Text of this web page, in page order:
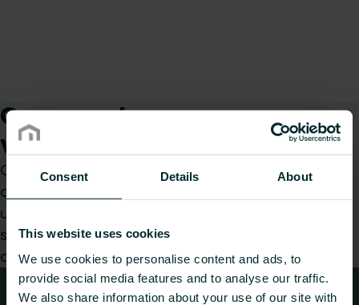
Consent Details About
This website uses cookies
We use cookies to personalise content and ads, to
provide social media features and to analyse our traffic.
We also share information about your use of our site with
Comment pouvons-nous
vous aider ?
Que vous soyez prescripteur, installateur,
architecte, bureau d’études, distributeur ou
utilisateur final, choisissez une catégorie et nous
serons ravis de prendre en charge votre
demande.
Conseils techniques